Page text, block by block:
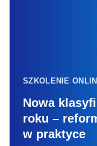
SZKOLENIE
Nowa
roku –
w praktyce